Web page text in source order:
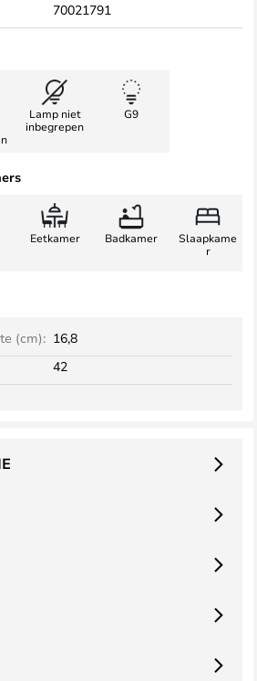
70021791
Lamp niet
inbegrepen
G9
Eetkamer Badkamer
Slaapkame
r
(cm): 16,8
42